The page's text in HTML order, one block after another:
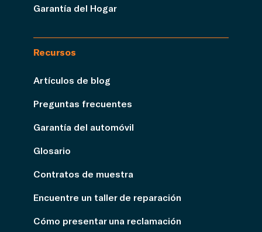
Garantía del Hogar
Recursos
Artículos de blog
Preguntas frecuentes
Garantía del automóvil
Glosario
Contratos de muestra
Encuentre un taller de reparación
Cómo presentar una reclamación